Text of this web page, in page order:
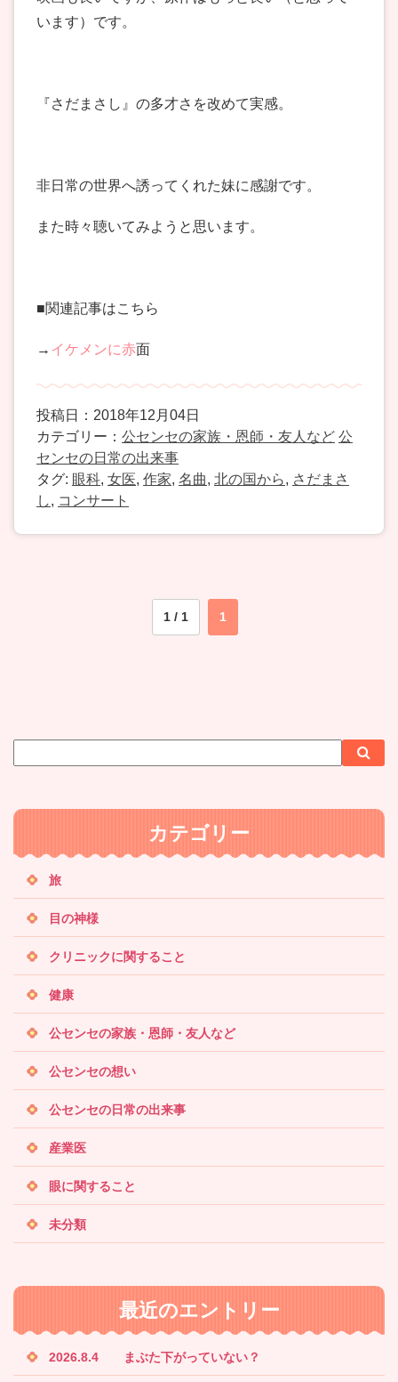
います）です。
『さだまさし』の多才さを改めて実感。
非日常の世界へ誘ってくれた妹に感謝です。
また時々聴いてみようと思います。
■関連記事はこちら
→ イケメンに赤面
投稿日：2018年12月04日
カテゴリー： 公センセの家族・恩師・友人など 公
センセの日常の出来事
タグ: 眼科, 女医, 作家, 名曲, 北の国から, さだまさ
し, コンサート
1 / 1 1
イ
内
索
索
カテゴリー
旅
目の神様
クリニックに関すること
健康
公センセの家族・恩師・友人など
公センセの想い
公センセの日常の出来事
産業医
眼に関すること
未分類
最近のエントリー
2026.8.4 まぶた下がっていない？